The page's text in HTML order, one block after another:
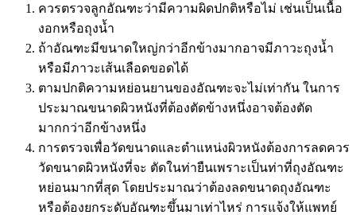
ควรตรวจลูกอัณฑะว่ามีความผิดปกติหรือไม่ เช่นเป็นเนื้อ
งอกหรือถุงน้ำ
ถ้าอัณฑะมีขนาดใหญ่กว่าอีกข้างมากอาจมีภาวะถุงน้ำ
หรือมีภาวะเส้นเลือดขอดได้
ตามปกติความหย่อนยานของอัณฑะจะไม่เท่ากัน ในการ
ประมาณขนาดผิวหนังที่ต้องตัดข้างหนึ่งอาจต้องตัด
มากกว่าอีกข้างหนึ่ง
การตรวจเพื่อวัดขนาดและตำแหน่งผิวหนังต้องการลดควร
วัดขนาดผิวหนังที่จะ ตัดในท่ายืนเพราะเป็นท่าที่ถุงอัณฑะ
หย่อนมากที่สุด โดยประมาณว่าต้องลดขนาดถุงอัณฑะ
หรือต้องยกระดับอัณฑะขึ้นมาเท่าไหร่ การแจ้งให้แพทย์